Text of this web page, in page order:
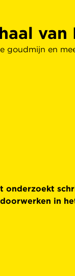
van
goudmijn en
onderzoekt
in